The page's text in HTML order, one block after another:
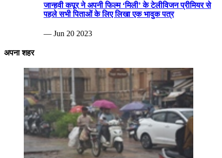
जान्हवी कपूर ने अपनी फिल्म ‘मिली’ के टेलीविजन प्रीमियर से
पहले सभी पिताओं के लिए लिखा एक भावुक पत्र
— Jun 20 2023
अपना शहर